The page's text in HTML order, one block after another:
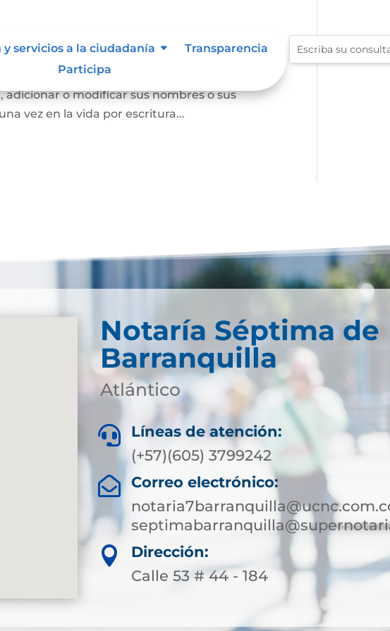
servicios a la ciudadanía
Transparencia
Participa
de edad voluntariamente o los padres en
o modificar sus nombres o sus
vez en la vida por escritura...
Notaría Séptima de
Barranquilla
Atlántico

Líneas de atención:
(+57)(605) 3799242

Correo electrónico:

Dirección:
Calle 53 # 44 - 184